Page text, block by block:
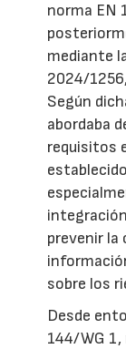
norma EN
mediante
2024/
Según
abordaba
requisitos
prevenir la
sobre los
Desde
144/WG 1,